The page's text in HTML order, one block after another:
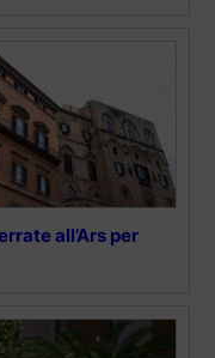
all’Ars per